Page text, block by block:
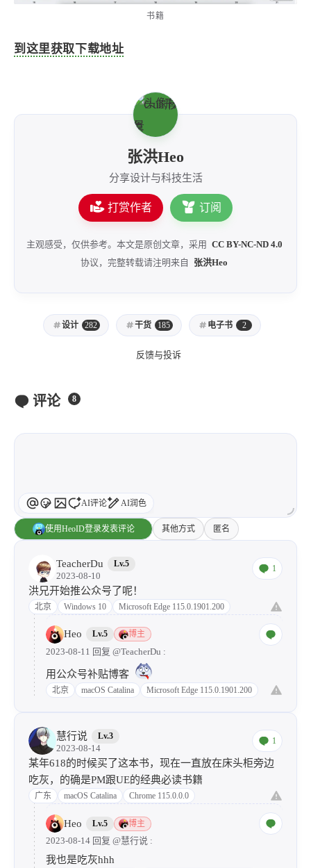
书籍
到这里获取下载地址
张洪Heo
分享设计与科技生活
打赏作者 订阅
主观感受，仅供参考。本文是原创文章，采用 CC BY-NC-ND 4.0
协议，完整转载请注明来自
张洪Heo
设计 282 干货 185 电子书 2
反馈与投诉
评论 8
AI评论 AI润色
使用HeoID登录发表评论 其他方式 匿名
TeacherDu Lv.5
2023-08-10
1
洪兄开始推公众号了呢！
北京 Windows 10 Microsoft Edge 115.0.1901.200
Heo Lv.5 博主
2023-08-11 回复 @TeacherDu :
用公众号补贴博客
北京 macOS Catalina Microsoft Edge 115.0.1901.200
慧行说 Lv.3
2023-08-14
1
某年618的时候买了这本书，现在一直放在床头柜旁边
吃灰，的确是PM跟UE的经典必读书籍
广东 macOS Catalina Chrome 115.0.0.0
Heo Lv.5 博主
2023-08-14 回复 @慧行说 :
我也是吃灰hhh